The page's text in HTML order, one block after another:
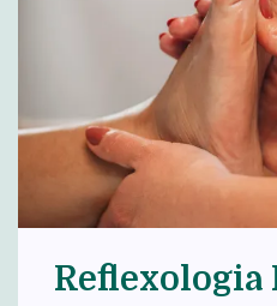
Reflexologia